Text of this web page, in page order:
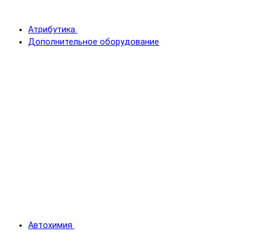
Атрибутика
Дополнительное оборудование
Автохимия